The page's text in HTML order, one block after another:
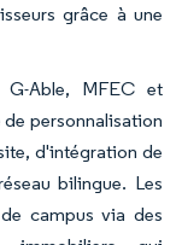
grâce à une
G-Able, MFEC et
personnalisation
d'intégration de
bilingue. Les
campus via des